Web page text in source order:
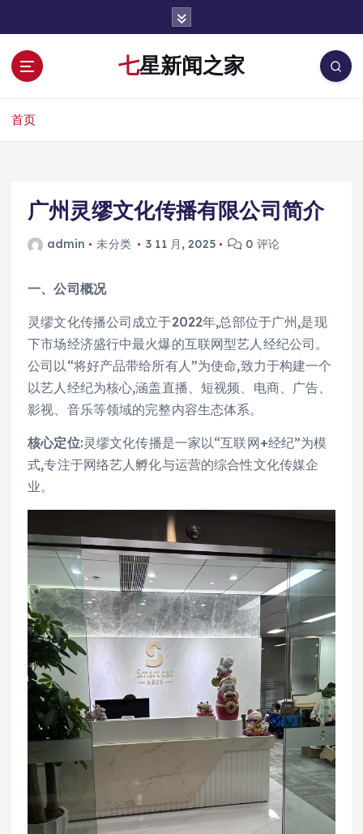
七星新闻之家
首页
广州灵缪文化传播有限公司简介
admin 未分类 3 11 月, 2025 0 评论
一、公司概况
灵缪文化传播公司成立于2022年,总部位于广州,是现
下市场经济盛行中最火爆的互联网型艺人经纪公司。
公司以“将好产品带给所有人”为使命,致力于构建一个
以艺人经纪为核心,涵盖直播、短视频、电商、广告、
影视、音乐等领域的完整内容生态体系。
核心定位:灵缪文化传播是一家以“互联网+经纪”为模
式,专注于网络艺人孵化与运营的综合性文化传媒企
业。